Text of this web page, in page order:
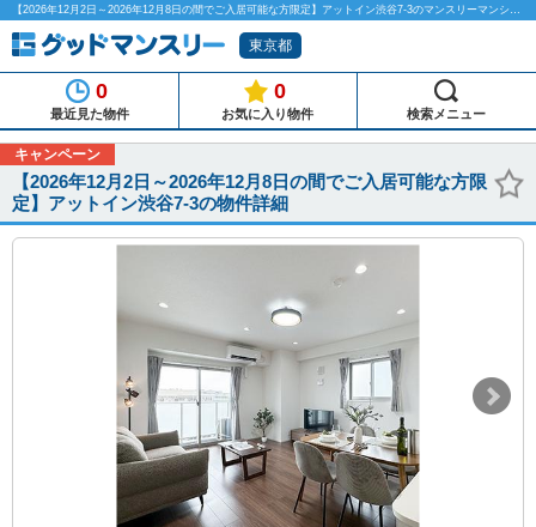
【2026年12月2日～2026年12月8日の間でご入居可能な方限定】アットイン渋谷7-3のマンスリーマンション物件詳細「グッドマンスリー」
東京都
0
最近見た物件
0
お気に入り物件 検索メニュー
キャンペーン
【2026年12月2日～2026年12月8日の間でご入居可能な方限
定】アットイン渋谷7-3の物件詳細